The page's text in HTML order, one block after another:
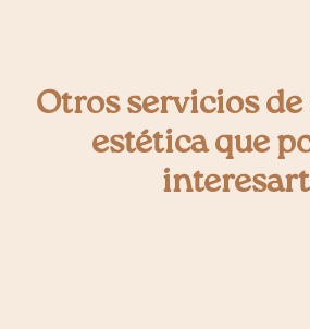
Otros servicios
estética que